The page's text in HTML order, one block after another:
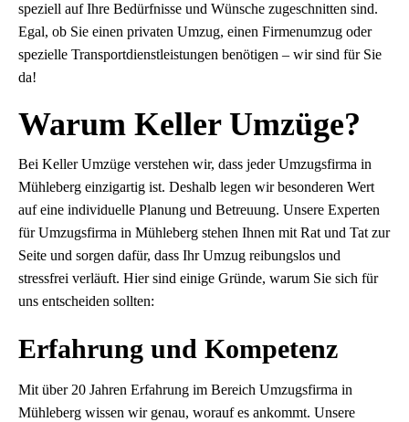
speziell auf Ihre Bedürfnisse und Wünsche zugeschnitten sind.
Egal, ob Sie einen privaten Umzug, einen Firmenumzug oder
spezielle Transportdienstleistungen benötigen – wir sind für Sie
da!
Warum Keller Umzüge?
Bei Keller Umzüge verstehen wir, dass jeder Umzugsfirma in
Mühleberg einzigartig ist. Deshalb legen wir besonderen Wert
auf eine individuelle Planung und Betreuung. Unsere Experten
für Umzugsfirma in Mühleberg stehen Ihnen mit Rat und Tat zur
Seite und sorgen dafür, dass Ihr Umzug reibungslos und
stressfrei verläuft. Hier sind einige Gründe, warum Sie sich für
uns entscheiden sollten:
Erfahrung und Kompetenz
Mit über 20 Jahren Erfahrung im Bereich Umzugsfirma in
Mühleberg wissen wir genau, worauf es ankommt. Unsere